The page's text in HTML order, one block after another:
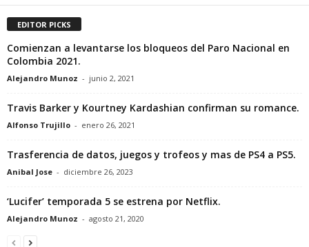
EDITOR PICKS
Comienzan a levantarse los bloqueos del Paro Nacional en
Colombia 2021.
Alejandro Munoz - junio 2, 2021
Travis Barker y Kourtney Kardashian confirman su romance.
Alfonso Trujillo - enero 26, 2021
Trasferencia de datos, juegos y trofeos y mas de PS4 a PS5.
Anibal Jose - diciembre 26, 2023
‘Lucifer’ temporada 5 se estrena por Netflix.
Alejandro Munoz - agosto 21, 2020